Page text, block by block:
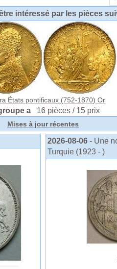
intéressé par les pièces
États pontificaux (752-1870) Or
a 16 pièces / 15 prix
Mises à jour récentes
2026-08-06 - Une
Turquie (1923 - )